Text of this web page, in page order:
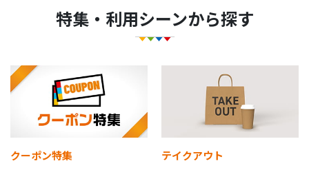
特集・利用シーンから探す
クーポン特集 テイクアウト